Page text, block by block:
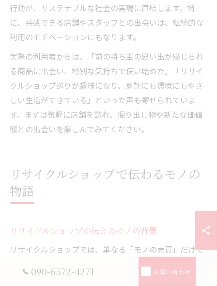
行動が、サステナブルな社会の実現に直結します。特
に、共感できる店舗やスタッフとの出会いは、継続的な
利用のモチベーションにもなります。
実際の利用者からは、「前の持ち主の思い出が感じられ
る商品に出会い、特別な気持ちで使い始めた」「リサイ
クルショップ巡りが趣味になり、家計にも環境にもやさ
しい生活ができている」といった声も寄せられていま
す。まずは気軽に店舗を訪れ、掘り出し物や新たな価値
観との出会いを楽しんでみてください。
リサイクルショップで伝わるモノの
物語
リサイクルショップが伝えるモノの背景
リサイクルショップでは、単なる「モノの売買」だけで
なく、商品の背景やストーリーが伝わることが大きな魅
力です。例えば、古着や家具、雑貨などには前の持ち主
090-6572-4271 お問い合わせ